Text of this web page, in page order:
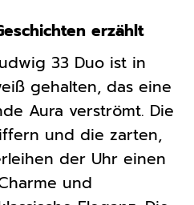
erzählt
33 Duo ist in
gehalten, das eine
Aura verströmt. Die
und die zarten,
der Uhr einen
und